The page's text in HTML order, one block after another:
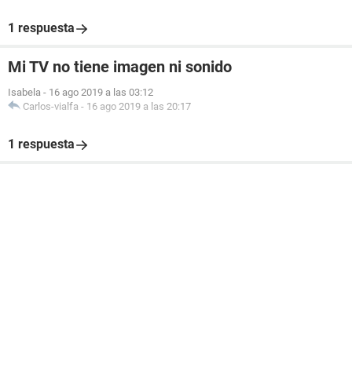
1 respuesta
Mi TV no tiene imagen ni sonido
Isabela - 16 ago 2019 a las 03:12
Carlos-vialfa - 16 ago 2019 a las 20:17
1 respuesta